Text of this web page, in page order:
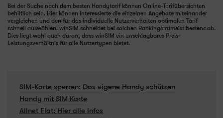
Bei der Suche nach dem besten Handytarif können Online-Tarifübersichten
behilflich sein. Hier können Interessierte die einzelnen Angebote miteinander
vergleichen und den für das individuelle Nutzerverhalten optimalen Tarif
schnell auswählen. winSIM schneidet bei solchen Rankings zumeist bestens ab.
Dies liegt wohl auch daran, dass winSIM ein unschlagbares Preis-
Leistungsverhältnis für alle Nutzertypen bietet.
SIM-Karte sperren: Das eigene Handy schützen
Handy mit SIM Karte
Allnet Flat: Hier alle Infos